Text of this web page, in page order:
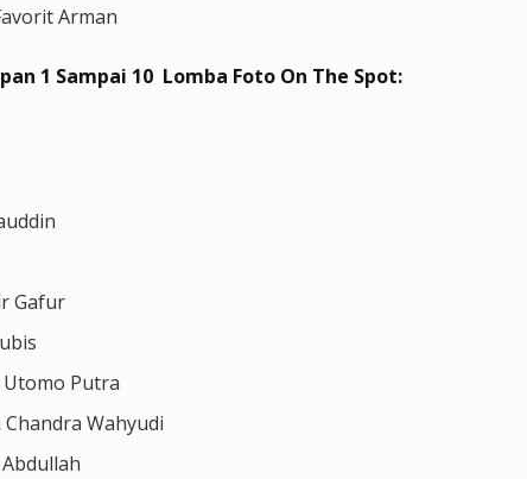
Arman
1 Sampai 10 Lomba Foto On The Spot:
Gafur
Putra
Chandra Wahyudi